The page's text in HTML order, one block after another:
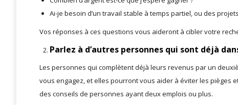
Ai-je besoin d’un travail stable à temps partiel, ou des
Vos réponses à ces questions vous aideront à cibler votre
Parlez à d’autres personnes qui sont déjà
Les personnes qui complètent déjà leurs revenus par un
vous engagez, et elles pourront vous aider à éviter les pièges
des conseils de personnes ayant deux emplois ou plus.